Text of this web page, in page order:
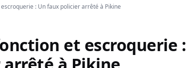
: Un faux policier arrêté à Pikine
et escroquerie :